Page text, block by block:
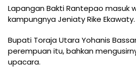
Lapangan Bakti Rantepao masuk
kampungnya Jeniaty Rike Ekawaty.
Bupati Toraja Utara Yohanis
perempuan itu, bahkan
upacara.